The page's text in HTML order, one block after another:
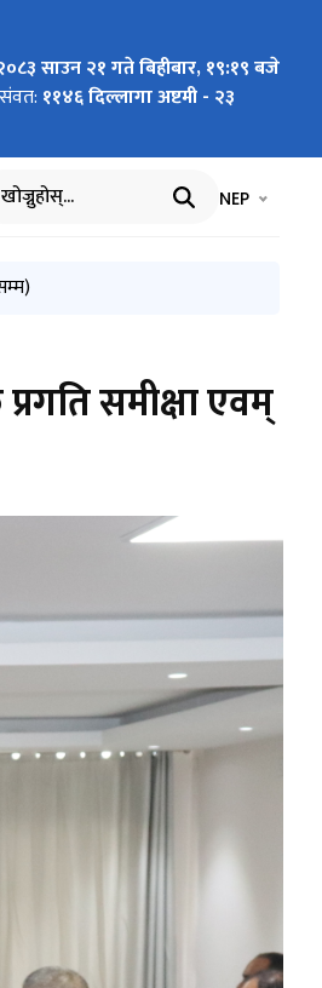
साउन २१ गते बिहीबार, १९:१९ बजे
११४६ दिल्लागा अष्टमी - २३
खोज्नुहोस् भाषा चयन
NEP
समीक्षा एवम्